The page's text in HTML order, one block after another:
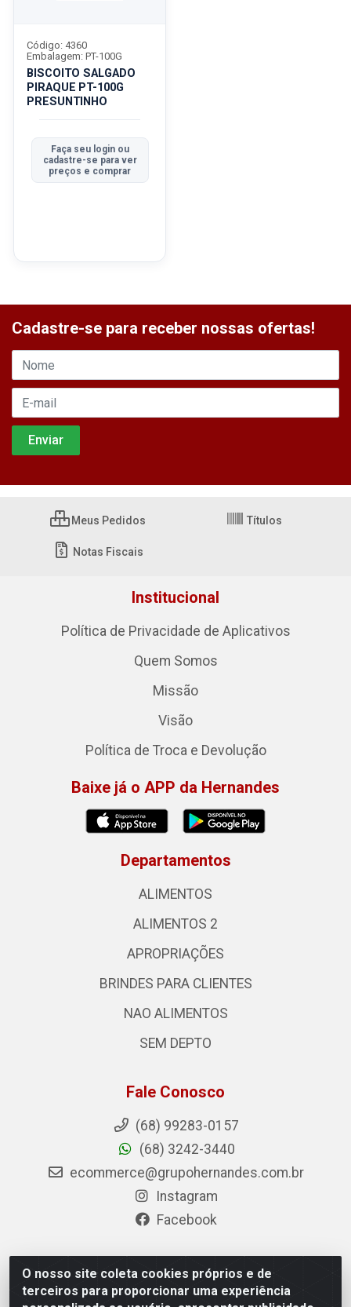
BISCOITO SALGADO
PIRAQUE PT-100G
PRESUNTINHO
Código: 4360
Embalagem: PT-100G
Faça seu login ou
cadastre-se para ver
preços e comprar
O nosso site coleta cookies próprios e de
terceiros para proporcionar uma experiência
Cadastre-se para receber nossas ofertas!
Meus Pedidos Títulos
Notas Fiscais
Institucional
Política de Privacidade de Aplicativos
Quem Somos
Missão
Visão
Política de Troca e Devolução
Baixe já o APP da Hernandes
Departamentos
ALIMENTOS
ALIMENTOS 2
APROPRIAÇÕES
BRINDES PARA CLIENTES
NAO ALIMENTOS
SEM DEPTO
Fale Conosco
(68) 99283-0157
(68) 3242-3440
ecommerce@grupohernandes.com.br
Instagram
Facebook
Hernandes - Atacado e Distribuições - Rodovia Transacreana,
2155 - Floresta Sul, Rio Branco/AC - CEP 69.912-290 - CNPJ